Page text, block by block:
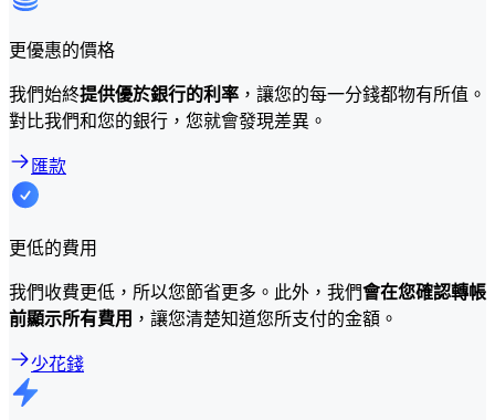
更優惠的價格
我們始終提供優於銀行的利率 ，讓您的每一分錢都物有所值。
對比我們和您的銀行，您就會發現差異。
匯款
更低的費用
我們收費更低，所以您節省更多。此外，我們會在您確認轉帳
前顯示所有費用 ，讓您清楚知道您所支付的金額。
少花錢